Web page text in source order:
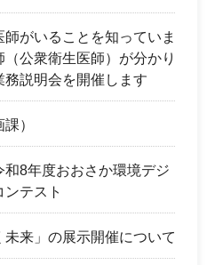
がいることを知っていま
公衆衛生医師）が分かり
説明会を開催します
）
和8年度おおさか環境デジ
テスト
未来」の展示開催について